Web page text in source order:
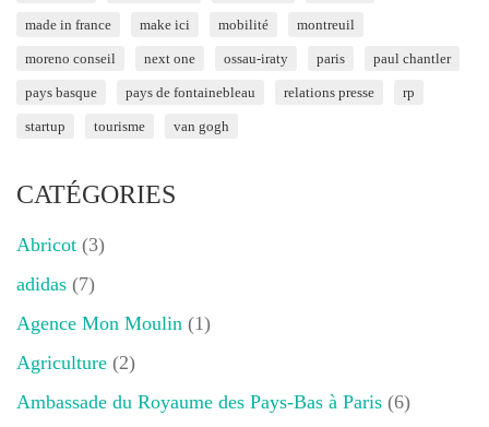
made in france make ici mobilité montreuil
moreno conseil next one ossau-iraty paris paul chantler
pays basque pays de fontainebleau relations presse rp
startup tourisme van gogh
CATÉGORIES
Abricot (3)
adidas (7)
Agence Mon Moulin (1)
Agriculture (2)
Ambassade du Royaume des Pays-Bas à Paris (6)